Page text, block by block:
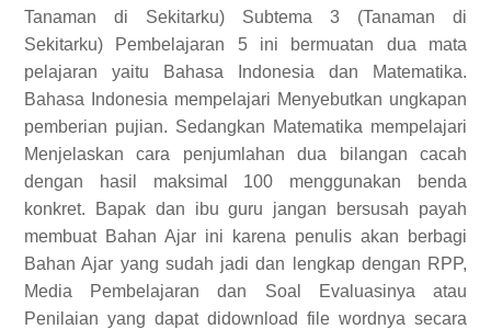
Tanaman di Sekitarku) Subtema 3 (Tanaman di
Sekitarku) Pembelajaran 5 ini bermuatan dua mata
pelajaran yaitu Bahasa Indonesia dan Matematika.
Bahasa Indonesia mempelajari Menyebutkan ungkapan
pemberian pujian. Sedangkan Matematika mempelajari
Menjelaskan cara penjumlahan dua bilangan cacah
dengan hasil maksimal 100 menggunakan benda
konkret. Bapak dan ibu guru jangan bersusah payah
membuat Bahan Ajar ini karena penulis akan berbagi
Bahan Ajar yang sudah jadi dan lengkap dengan RPP,
Media Pembelajaran dan Soal Evaluasinya atau
Penilaian yang dapat didownload file wordnya secara